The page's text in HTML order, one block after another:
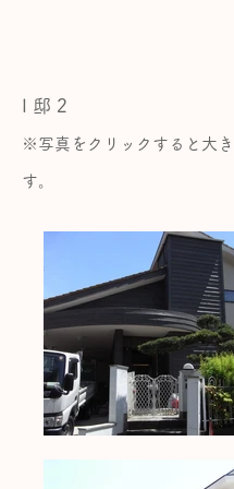
I 邸 2
※写真を クリックすると大
す。